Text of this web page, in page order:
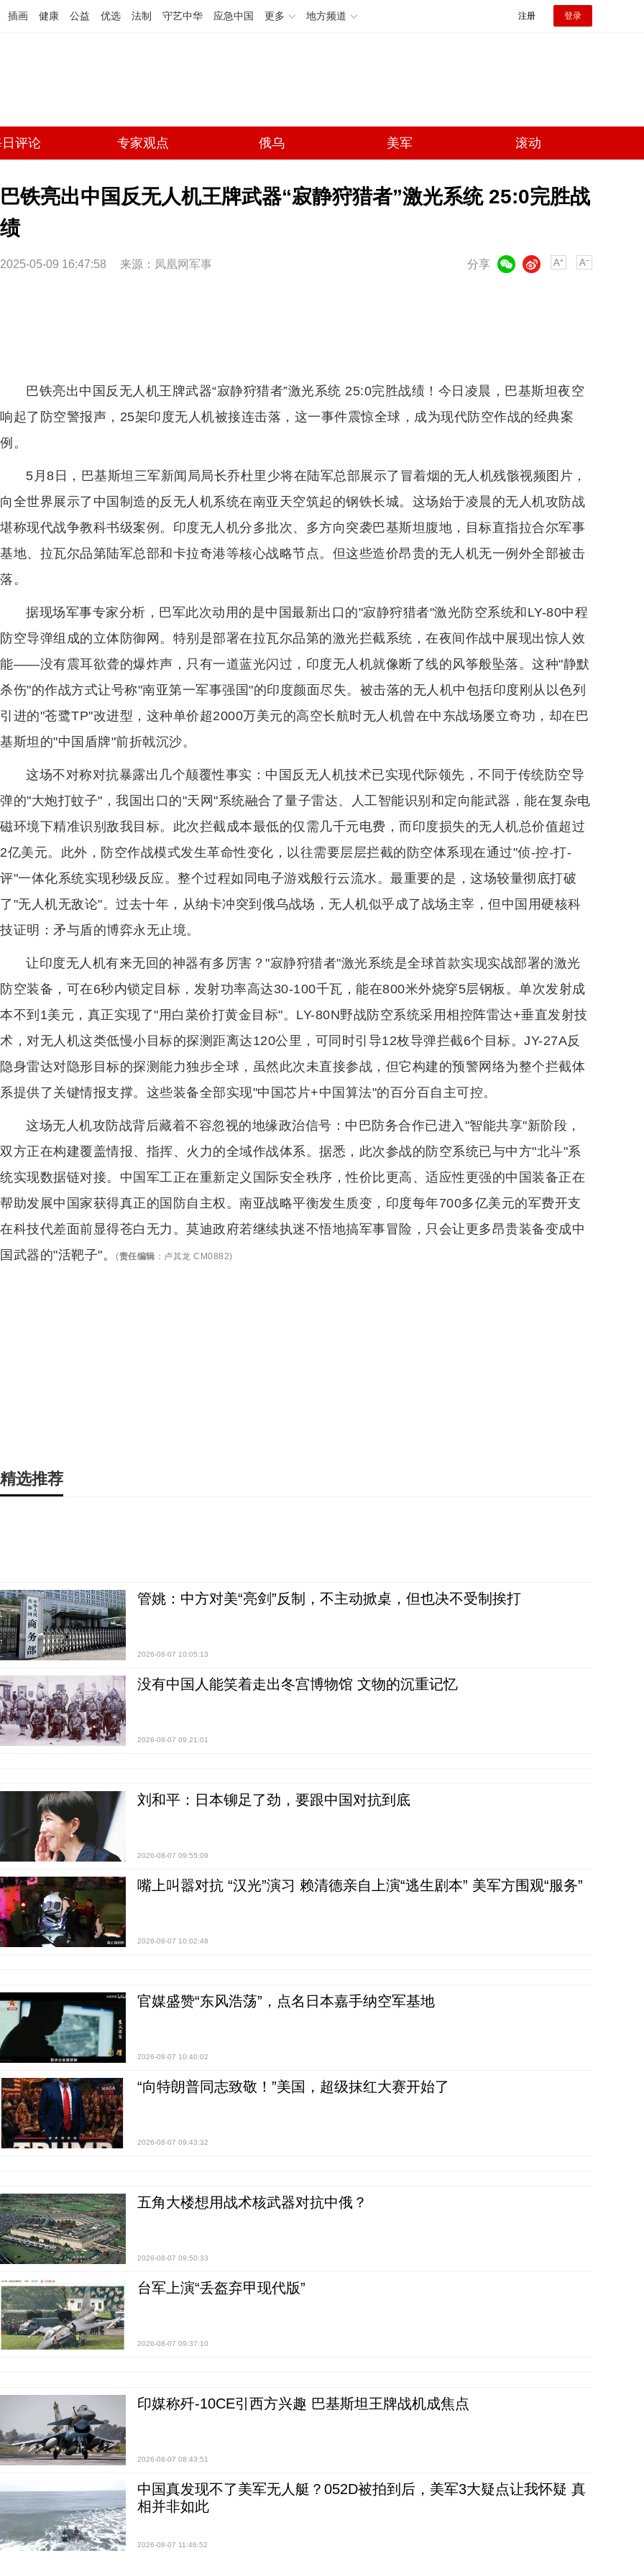
插画 健康 公益 优选 法制 守艺中华 应急中国 更多 地方频道 注册 登录
评论 专家观点 俄乌 美军 滚动
巴铁亮出中国反无人机王牌武器“寂静狩猎者”激光系统 25:0完胜战
绩
2025-05-09 16:47:58 来源： 凤凰网军事 分享
微博
巴铁亮出中国反无人机王牌武器“寂静狩猎者”激光系统 25:0完胜战绩！今日凌晨，巴基斯坦夜空
响起了防空警报声，25架印度无人机被接连击落，这一事件震惊全球，成为现代防空作战的经典案
例。
5月8日，巴基斯坦三军新闻局局长乔杜里少将在陆军总部展示了冒着烟的无人机残骸视频图片，
向全世界展示了中国制造的反无人机系统在南亚天空筑起的钢铁长城。这场始于凌晨的无人机攻防战
堪称现代战争教科书级案例。印度无人机分多批次、多方向突袭巴基斯坦腹地，目标直指拉合尔军事
基地、拉瓦尔品第陆军总部和卡拉奇港等核心战略节点。但这些造价昂贵的无人机无一例外全部被击
落。
据现场军事专家分析，巴军此次动用的是中国最新出口的"寂静狩猎者"激光防空系统和LY-80中程
防空导弹组成的立体防御网。特别是部署在拉瓦尔品第的激光拦截系统，在夜间作战中展现出惊人效
能——没有震耳欲聋的爆炸声，只有一道蓝光闪过，印度无人机就像断了线的风筝般坠落。这种"静默
杀伤"的作战方式让号称"南亚第一军事强国"的印度颜面尽失。被击落的无人机中包括印度刚从以色列
引进的"苍鹭TP"改进型，这种单价超2000万美元的高空长航时无人机曾在中东战场屡立奇功，却在巴
基斯坦的"中国盾牌"前折戟沉沙。
这场不对称对抗暴露出几个颠覆性事实：中国反无人机技术已实现代际领先，不同于传统防空导
弹的"大炮打蚊子"，我国出口的"天网"系统融合了量子雷达、人工智能识别和定向能武器，能在复杂电
磁环境下精准识别敌我目标。此次拦截成本最低的仅需几千元电费，而印度损失的无人机总价值超过
2亿美元。此外，防空作战模式发生革命性变化，以往需要层层拦截的防空体系现在通过"侦-控-打-
评"一体化系统实现秒级反应。整个过程如同电子游戏般行云流水。最重要的是，这场较量彻底打破
了"无人机无敌论"。过去十年，从纳卡冲突到俄乌战场，无人机似乎成了战场主宰，但中国用硬核科
技证明：矛与盾的博弈永无止境。
让印度无人机有来无回的神器有多厉害？"寂静狩猎者"激光系统是全球首款实现实战部署的激光
防空装备，可在6秒内锁定目标，发射功率高达30-100千瓦，能在800米外烧穿5层钢板。单次发射成
本不到1美元，真正实现了"用白菜价打黄金目标"。LY-80N野战防空系统采用相控阵雷达+垂直发射技
术，对无人机这类低慢小目标的探测距离达120公里，可同时引导12枚导弹拦截6个目标。JY-27A反
隐身雷达对隐形目标的探测能力独步全球，虽然此次未直接参战，但它构建的预警网络为整个拦截体
系提供了关键情报支撑。这些装备全部实现"中国芯片+中国算法"的百分百自主可控。
这场无人机攻防战背后藏着不容忽视的地缘政治信号：中巴防务合作已进入"智能共享"新阶段，
双方正在构建覆盖情报、指挥、火力的全域作战体系。据悉，此次参战的防空系统已与中方"北斗"系
统实现数据链对接。中国军工正在重新定义国际安全秩序，性价比更高、适应性更强的中国装备正在
帮助发展中国家获得真正的国防自主权。南亚战略平衡发生质变，印度每年700多亿美元的军费开支
在科技代差面前显得苍白无力。莫迪政府若继续执迷不悟地搞军事冒险，只会让更多昂贵装备变成中
国武器的"活靶子"。
(责任编辑 ： 卢其龙 CM0882)
精选推荐
管姚：中方对美“亮剑”反制，不主动掀桌，但也决不受制挨打
2026-08-07 10:05:13
没有中国人能笑着走出冬宫博物馆 文物的沉重记忆
2026-08-07 09:21:01
刘和平：日本铆足了劲，要跟中国对抗到底
2026-08-07 09:55:09
嘴上叫嚣对抗 “汉光”演习 赖清德亲自上演“逃生剧本” 美军方围观“服务”
2026-08-07 10:02:48
官媒盛赞“东风浩荡”，点名日本嘉手纳空军基地
2026-08-07 10:40:02
“向特朗普同志致敬！”美国，超级抹红大赛开始了
2026-08-07 09:43:32
五角大楼想用战术核武器对抗中俄？
2026-08-07 09:50:33
台军上演“丢盔弃甲现代版”
2026-08-07 09:37:10
印媒称歼-10CE引西方兴趣 巴基斯坦王牌战机成焦点
2026-08-07 08:43:51
中国真发现不了美军无人艇？052D被拍到后，美军3大疑点让我怀疑 真
相并非如此
2026-08-07 11:46:52